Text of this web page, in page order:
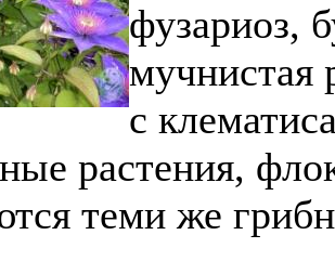
фузариоз,
мучнистая
с
растения,
теми же